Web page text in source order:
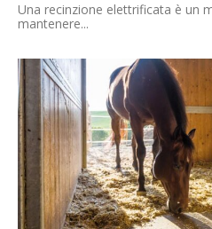
Una recinzione elettrificata è un
mantenere...